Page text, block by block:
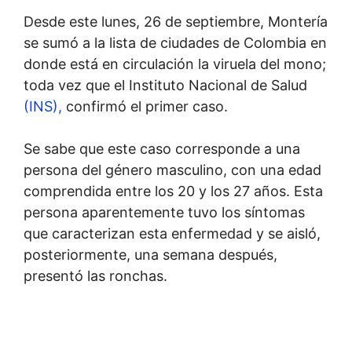
Desde este lunes, 26 de septiembre, Montería
se sumó a la lista de ciudades de Colombia en
donde está en circulación la viruela del mono;
toda vez que el Instituto Nacional de Salud
(INS), confirmó el primer caso.
Se sabe que este caso corresponde a una
persona del género masculino, con una edad
comprendida entre los 20 y los 27 años. Esta
persona aparentemente tuvo los síntomas
que caracterizan esta enfermedad y se aisló,
posteriormente, una semana después,
presentó las ronchas.